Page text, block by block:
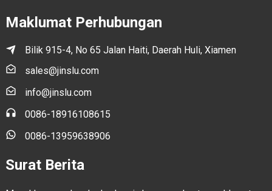
Maklumat Perhubungan
Bilik 915-4, No 65 Jalan Haiti, Daerah Huli, Xiamen
sales@jinslu.com
info@jinslu.com
0086-18916108615
0086-13959638906
Surat Berita